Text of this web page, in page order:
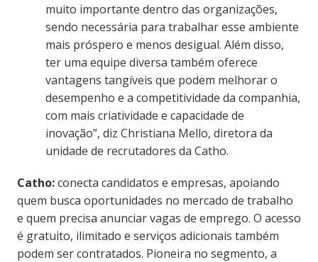
muito importante dentro das organizações,
sendo necessária para trabalhar esse ambiente
mais próspero e menos desigual. Além disso,
ter uma equipe diversa também oferece
vantagens tangíveis que podem melhorar o
desempenho e a competitividade da companhia,
com mais criatividade e capacidade de
inovação”, diz Christiana Mello, diretora da
unidade de recrutadores da Catho.
Catho:conecta candidatos e empresas, apoiando
quem busca oportunidades no mercado de trabalho
e quem precisa anunciar vagas de emprego. O acesso
é gratuito, ilimitado e serviços adicionais também
podem ser contratados. Pioneira no segmento, a